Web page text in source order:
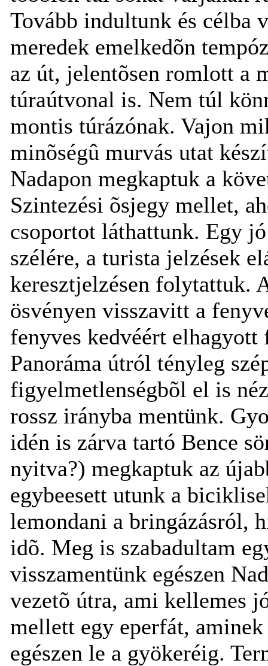
Tovább indultunk és célba
meredek emelkedõn
az út, jelentõsen romlott a
túraútvonal is. Nem túl
montis túrázónak. Vajon
minõségû murvás utat
Nadapon megkaptuk a
Szintezési õsjegy mellet,
csoportot láthattunk. Egy
szélére, a turista jelzések
keresztjelzésen folytattuk.
ösvényen visszavitt a
fenyves kedvéért
Panoráma útról tényleg
figyelmetlenségbõl el is
rossz irányba mentünk.
idén is zárva tartó Bence
nyitva?) megkaptuk az
egybeesett utunk a
lemondani a bringázásról,
idõ. Meg is szabadultam
visszamentünk egészen
vezetõ útra, ami kellemes
mellett egy eperfát,
egészen le a gyökeréig.